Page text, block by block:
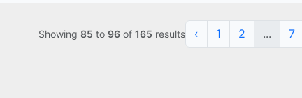
Showing 85 to 96 of 165 results ‹ 1 2 ... 7